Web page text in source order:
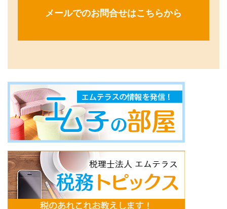
メールでのお問合せはこちらから